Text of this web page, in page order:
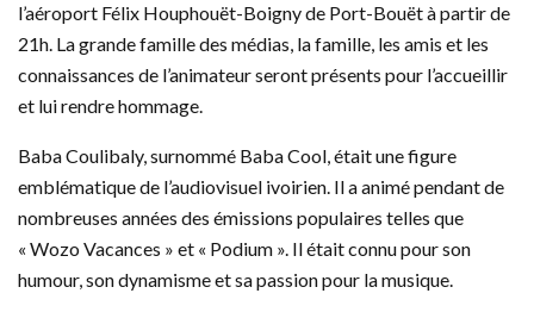
l’aéroport Félix Houphouët-Boigny de Port-Bouët à partir de
21h. La grande famille des médias, la famille, les amis et les
connaissances de l’animateur seront présents pour l’accueillir
et lui rendre hommage.
Baba Coulibaly, surnommé Baba Cool, était une figure
emblématique de l’audiovisuel ivoirien. Il a animé pendant de
nombreuses années des émissions populaires telles que
« Wozo Vacances » et « Podium ». Il était connu pour son
humour, son dynamisme et sa passion pour la musique.